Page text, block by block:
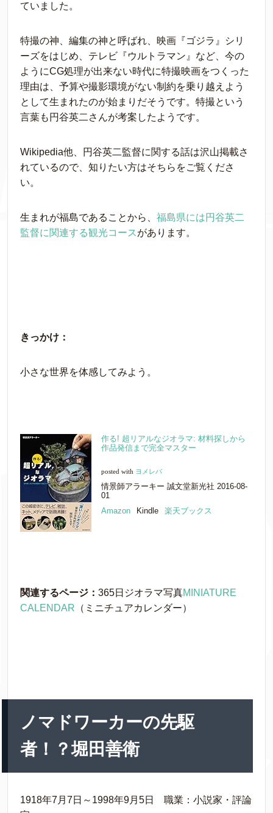
ていました。
特撮の神、編集の神と呼ばれ、映画『ゴジラ』シリ
ーズをはじめ、テレビ『ウルトラマン』など、今の
ようにCG処理が出来ない時代に特撮映画をつくった
理由は、予算や撮影環境がない制約を乗り越えよう
として生まれたのが始まりだそうです。特撮という
言葉も円谷英二さんが考案したようです。
Wikipedia他、円谷英二監督に関する話は沢山掲載さ
れているので、知りたい方はそちらをご覧くださ
い。
生まれが福島であることから、 福島県には円谷英二
監督に関連する観光コース があります。
きっかけ：
小さな世界を体感してみよう。
作る! 超リアルなジオラマ: 材料探しから
作品発信まで完全マスター
posted with ヨメレバ
情景師アラーキー 誠文堂新光社 2016-08-
01
Amazon
Kindle 楽天ブックス
関連するページ： 365日ジオラマ写真MINIATURE
CALENDAR （ミニチュアカレンダー）
ノマドワーカーの先駆
者！？堀田善衛
1918年7月7日～1998年9月5日 職業：小説家・評論